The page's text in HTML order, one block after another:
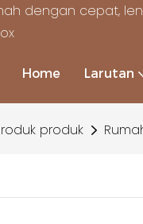
dengan cepat,
Home Larutan
produk